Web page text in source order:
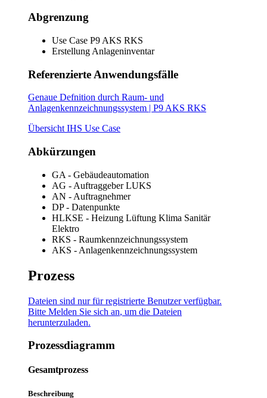
Abgrenzung
Use Case P9 AKS RKS
Erstellung Anlageninventar
Referenzierte Anwendungsfälle
Genaue Defnition durch Raum- und
Anlagenkennzeichnungssystem | P9 AKS RKS
Übersicht IHS Use Case
Abkürzungen
GA - Gebäudeautomation
AG - Auftraggeber LUKS
AN - Auftragnehmer
DP - Datenpunkte
HLKSE - Heizung Lüftung Klima Sanitär
Elektro
RKS - Raumkennzeichnungssystem
AKS - Anlagenkennzeichnungssystem
Prozess
Dateien sind nur für registrierte Benutzer verfügbar.
Bitte Melden Sie sich an, um die Dateien
herunterzuladen.
Prozessdiagramm
Gesamtprozess
Beschreibung